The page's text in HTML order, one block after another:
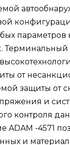
параметров
Терминальный
от
защиты от
и
контроля
ADAM -4571
и